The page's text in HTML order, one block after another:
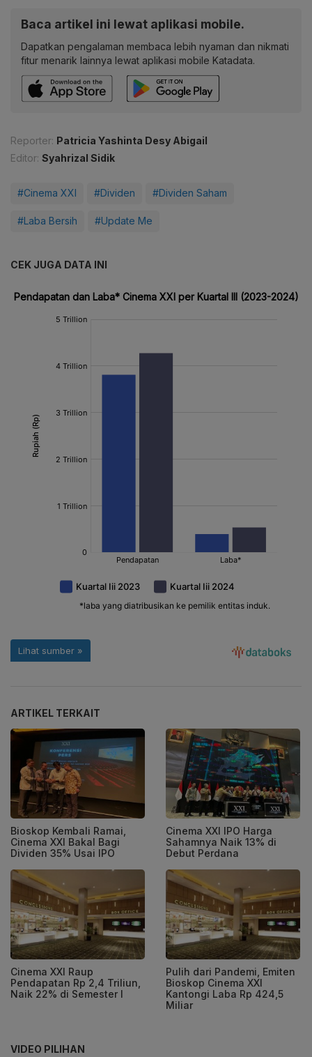
Baca artikel ini lewat aplikasi mobile.
Dapatkan pengalaman membaca lebih nyaman dan nikmati
fitur menarik lainnya lewat aplikasi mobile Katadata.
Reporter: Patricia Yashinta Desy Abigail
Editor: Syahrizal Sidik
#Cinema XXI #Dividen #Dividen Saham
#Laba Bersih #Update Me
CEK JUGA DATA INI
ARTIKEL TERKAIT
Bioskop Kembali Ramai,
Cinema XXI Bakal Bagi
Dividen 35% Usai IPO
Cinema XXI IPO Harga
Sahamnya Naik 13% di
Debut Perdana
Cinema XXI Raup
Pendapatan Rp 2,4 Triliun,
Naik 22% di Semester I
Pulih dari Pandemi, Emiten
Bioskop Cinema XXI
Kantongi Laba Rp 424,5
Miliar
VIDEO PILIHAN